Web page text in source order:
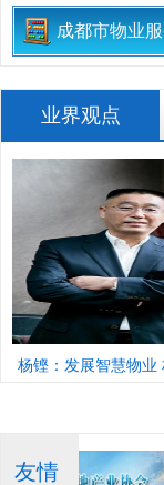
成都市物业
业界观点
杨铿：发展智慧物业
友情